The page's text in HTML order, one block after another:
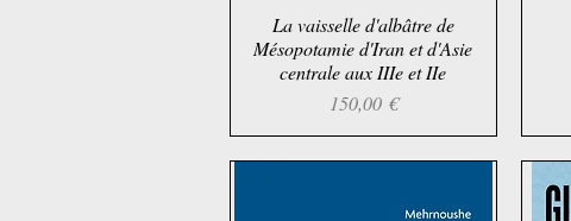
Schnellansicht
La vaisselle d'albâtre de
Mésopotamie d'Iran et d'Asie
centrale aux IIIe et IIe
Preis
150,00 €